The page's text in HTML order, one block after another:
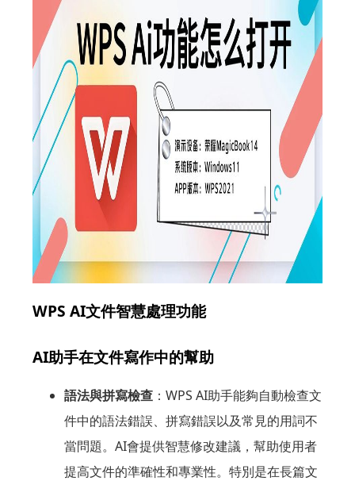
WPS AI文件智慧處理功能
AI助手在文件寫作中的幫助
語法與拼寫檢查：WPS AI助手能夠自動檢查文
件中的語法錯誤、拼寫錯誤以及常見的用詞不
當問題。AI會提供智慧修改建議，幫助使用者
提高文件的準確性和專業性。特別是在長篇文